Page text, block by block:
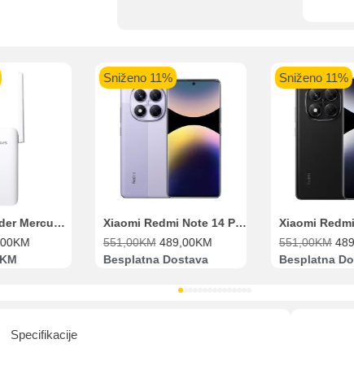
Range Extender Mercusys AX3000 ME80X Wi-Fi 6
Sniženo 11%
Xiaomi Redmi Note 14 Pro 8GB 256GB Ljubičasti
KM 489,00KM
Besplatna Dostava
Sniženo 11%
KM 489,00 KM
Besplatna Dostava
Specifikacije
Pomoć pri kupovini
Bit će uračunati bankarski troškovi u iznosi od 3.5%